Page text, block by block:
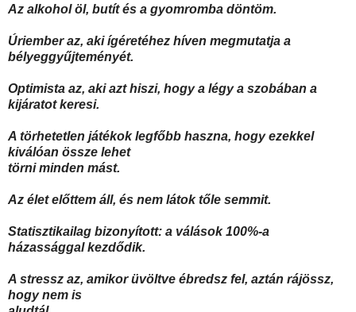
Az alkohol öl, butít és a gyomromba döntöm.
Úriember az, aki ígéretéhez híven megmutatja a
bélyeggyűjteményét.
Optimista az, aki azt hiszi, hogy a légy a szobában a
kijáratot keresi.
A törhetetlen játékok legfőbb haszna, hogy ezekkel
kiválóan össze lehet
törni minden mást.
Az élet előttem áll, és nem látok tőle semmit.
Statisztikailag bizonyított: a válások 100%-a
házassággal kezdődik.
A stressz az, amikor üvöltve ébredsz fel, aztán rájössz,
hogy nem is